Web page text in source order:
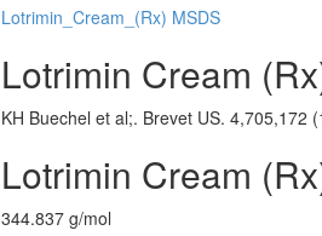
Lotrimin_Cream_(Rx) MSDS
Lotrimin Cream
KH Buechel et al;. Brevet US. 4,705,172
Lotrimin Cream
344.837 g/mol